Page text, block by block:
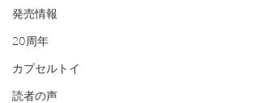
発売情報
20周年
カプセルトイ
読者の声